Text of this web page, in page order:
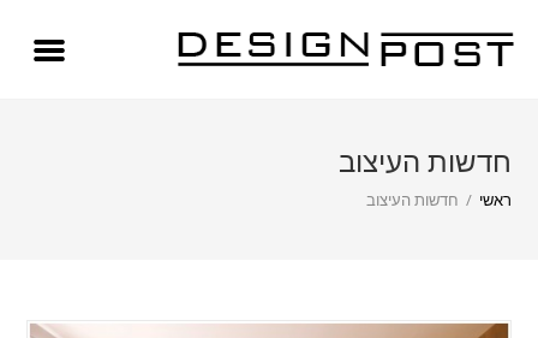
חדשות העיצוב
ראשי / חדשות העיצוב